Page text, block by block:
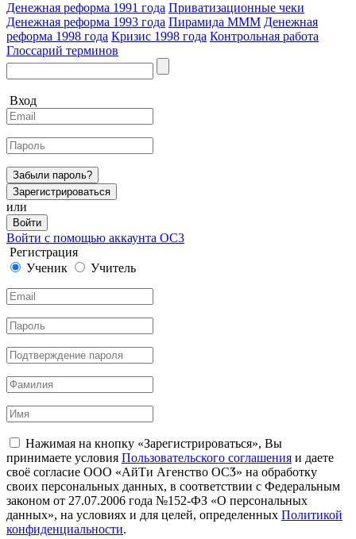
Денежная реформа 1991 года Приватизационные чеки
Денежная реформа 1993 года Пирамида МММ Денежная
реформа 1998 года Кризис 1998 года Контрольная работа
Глоссарий терминов
Вход
Забыли пароль?
Зарегистрироваться
или
Войти
Войти с помощью аккаунта ОС3
Регистрация
Ученик
Учитель
Нажимая на кнопку «Зарегистрироваться», Вы
принимаете условия Пользовательского соглашения и даете
своё согласие ООО «АйТи Агенство ОСӠ» на обработку
своих персональных данных, в соответствии с Федеральным
законом от 27.07.2006 года №152-ФЗ «О персональных
данных», на условиях и для целей, определенных Политикой
конфиденциальности.